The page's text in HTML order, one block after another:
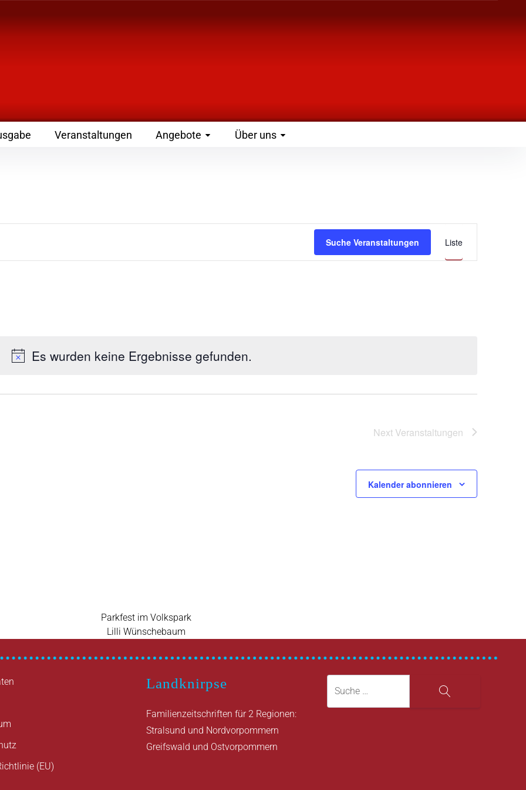
Zeitschrift für Leute
Veranstaltungen Angebote Über uns
Es wurden keine Ergebnisse gefunden.
Suche Veranstaltungen Liste
Next Veranstaltungen
Kalender abonnieren
Vorheriger
Beitrag
Parkfest im Volkspark
Nächster
Lilli Wünschebaum
(EU)
Landknirpse
Familienzeitschriften für 2 Regionen:
Stralsund und Nordvorpommern
Greifswald und Ostvorpommern
Suche
Suche